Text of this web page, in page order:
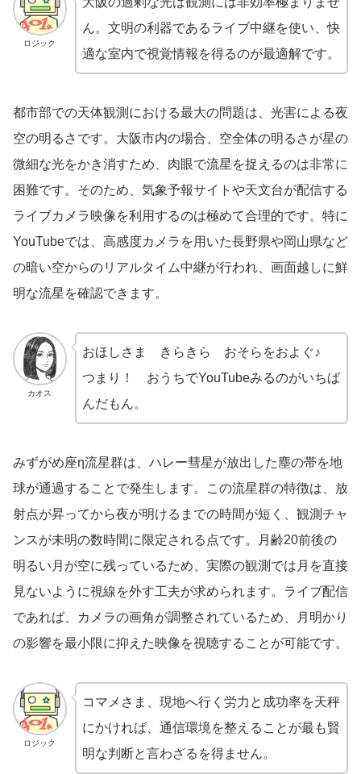
ロジック
ん。文明の利器であるライブ中継を使い、快
適な室内で視覚情報を得るのが最適解です。
都市部での天体観測における最大の問題は、光害による夜
空の明るさです。大阪市内の場合、空全体の明るさが星の
微細な光をかき消すため、肉眼で流星を捉えるのは非常に
困難です。そのため、気象予報サイトや天文台が配信する
ライブカメラ映像を利用するのは極めて合理的です。特に
YouTubeでは、高感度カメラを用いた長野県や岡山県など
の暗い空からのリアルタイム中継が行われ、画面越しに鮮
明な流星を確認できます。
カオス
おほしさま きらきら おそらをおよぐ♪
つまり！ おうちでYouTubeみるのがいちば
んだもん。
みずがめ座η流星群は、ハレー彗星が放出した塵の帯を地
球が通過することで発生します。この流星群の特徴は、放
射点が昇ってから夜が明けるまでの時間が短く、観測チャ
ンスが未明の数時間に限定される点です。月齢20前後の
明るい月が空に残っているため、実際の観測では月を直接
見ないように視線を外す工夫が求められます。ライブ配信
であれば、カメラの画角が調整されているため、月明かり
の影響を最小限に抑えた映像を視聴することが可能です。
ロジック
コマメさま、現地へ行く労力と成功率を天秤
にかければ、通信環境を整えることが最も賢
明な判断と言わざるを得ません。